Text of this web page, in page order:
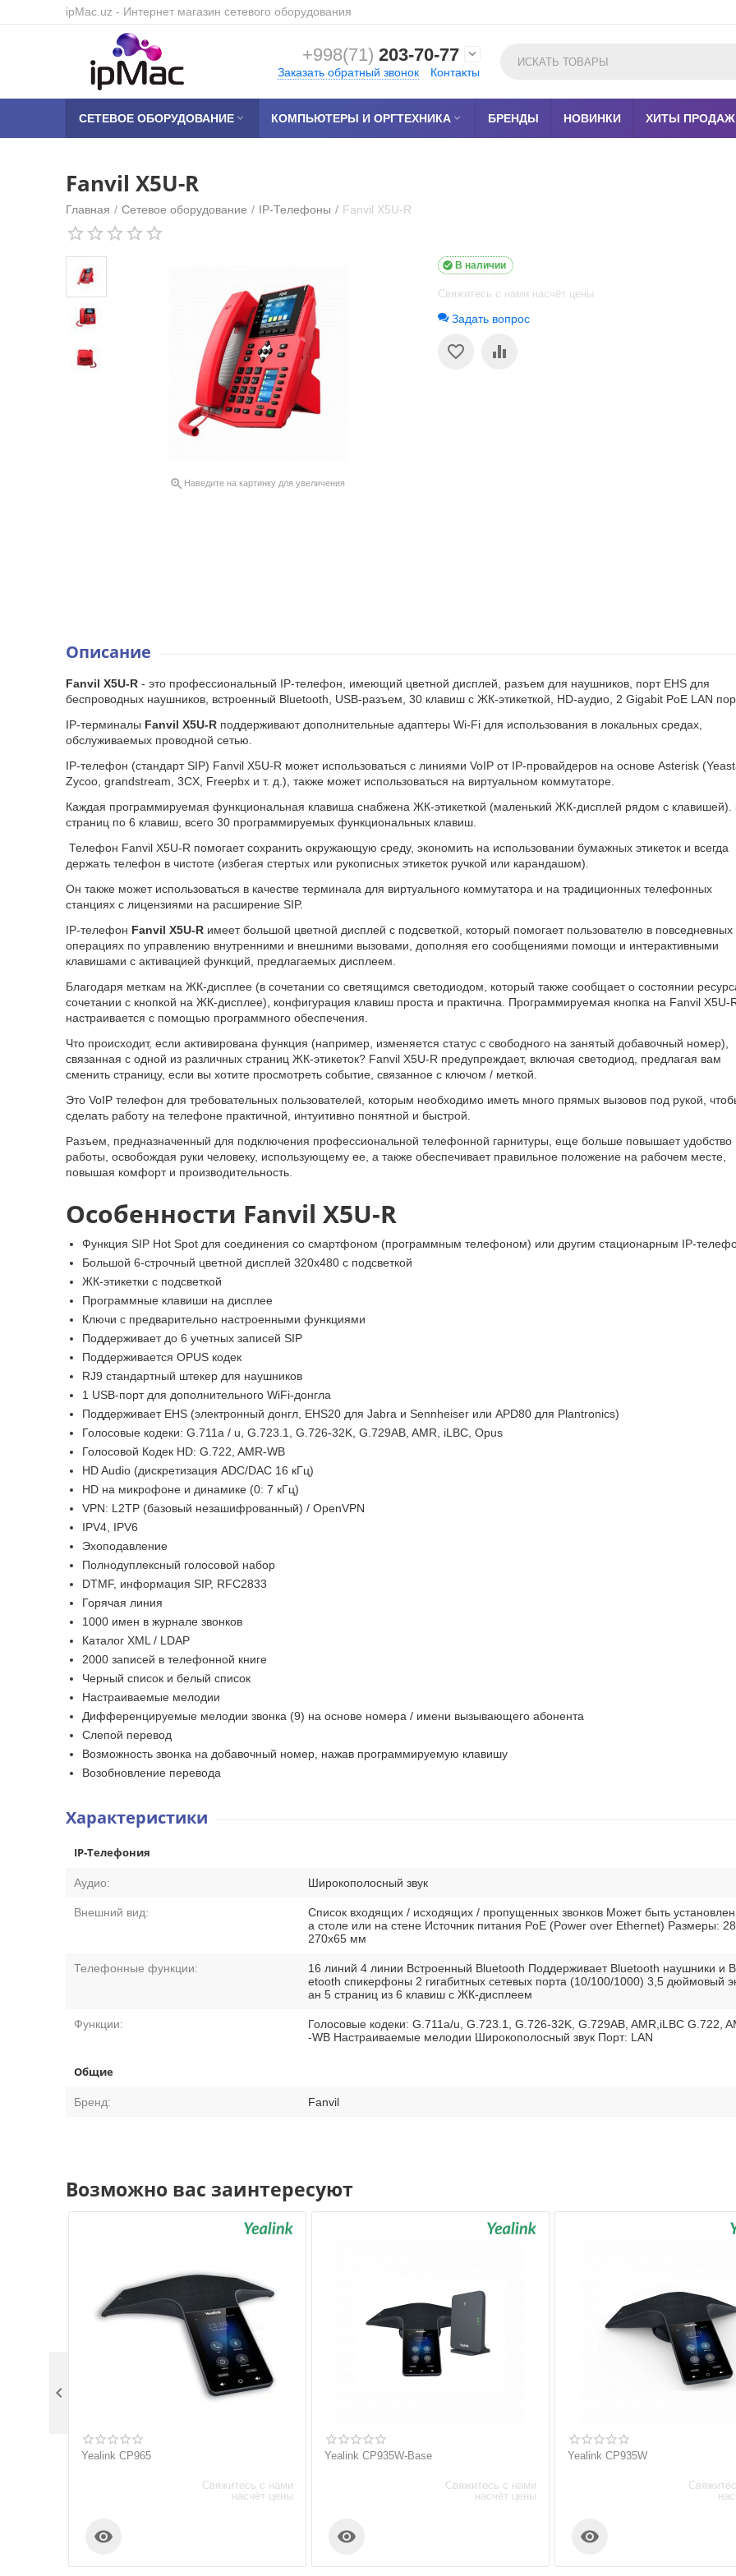
ipMac.uz - Интернет магазин сетевого оборудования
+998(71) 203-70-77 
Заказать обратный звонок Контакты
СЕТЕВОЕ ОБОРУДОВАНИЕ  КОМПЬЮТЕРЫ И ОРГТЕХНИКА  БРЕНДЫ НОВИНКИ ХИТЫ ПРОДАЖ
Fanvil X5U-R
Главная / Сетевое оборудование / IP-Телефоны / Fanvil X5U-R
 Наведите на картинку для увеличения
В наличии

Свяжитесь с нами насчёт цены
Задать вопрос
Описание
Fanvil X5U-R - это профессиональный IP-телефон, имеющий цветной дисплей, разъем для наушников, порт EHS для
беспроводных наушников, встроенный Bluetooth, USB-разъем, 30 клавиш с ЖК-этикеткой, HD-аудио, 2 Gigabit PoE LAN
IP-терминалы Fanvil X5U-R поддерживают дополнительные адаптеры Wi-Fi для использования в локальных средах,
обслуживаемых проводной сетью.
IP-телефон (стандарт SIP) Fanvil X5U-R может использоваться с линиями VoIP от IP-провайдеров на основе Asterisk
Zycoo, grandstream, 3CX, Freepbx и т. д.), также может использоваться на виртуальном коммутаторе.
Каждая программируемая функциональная клавиша снабжена ЖК-этикеткой (маленький ЖК-дисплей рядом с клавишей).
страниц по 6 клавиш, всего 30 программируемых функциональных клавиш.
Телефон Fanvil X5U-R помогает сохранить окружающую среду, экономить на использовании бумажных этикеток и всегда
держать телефон в чистоте (избегая стертых или рукописных этикеток ручкой или карандашом).
Он также может использоваться в качестве терминала для виртуального коммутатора и на традиционных телефонных
станциях с лицензиями на расширение SIP.
IP-телефон Fanvil X5U-R имеет большой цветной дисплей с подсветкой, который помогает пользователю в повседневных
операциях по управлению внутренними и внешними вызовами, дополняя его сообщениями помощи и интерактивными
клавишами с активацией функций, предлагаемых дисплеем.
Благодаря меткам на ЖК-дисплее (в сочетании со светящимся светодиодом, который также сообщает о состоянии
сочетании с кнопкой на ЖК-дисплее), конфигурация клавиш проста и практична. Программируемая кнопка на Fanvil X5U-
настраивается с помощью программного обеспечения.
Что происходит, если активирована функция (например, изменяется статус с свободного на занятый добавочный номер),
связанная с одной из различных страниц ЖК-этикеток? Fanvil X5U-R предупреждает, включая светодиод, предлагая вам
сменить страницу, если вы хотите просмотреть событие, связанное с ключом / меткой.
Это VoIP телефон для требовательных пользователей, которым необходимо иметь много прямых вызовов под рукой,
сделать работу на телефоне практичной, интуитивно понятной и быстрой.
Разъем, предназначенный для подключения профессиональной телефонной гарнитуры, еще больше повышает удобство
работы, освобождая руки человеку, использующему ее, а также обеспечивает правильное положение на рабочем месте,
повышая комфорт и производительность.
Особенности Fanvil X5U-R
Функция SIP Hot Spot для соединения со смартфоном (программным телефоном) или другим стационарным IP-
Большой 6-строчный цветной дисплей 320x480 с подсветкой
ЖК-этикетки с подсветкой
Программные клавиши на дисплее
Ключи с предварительно настроенными функциями
Поддерживает до 6 учетных записей SIP
Поддерживается OPUS кодек
RJ9 стандартный штекер для наушников
1 USB-порт для дополнительного WiFi-донгла
Поддерживает EHS (электронный донгл, EHS20 для Jabra и Sennheiser или APD80 для Plantronics)
Голосовые кодеки: G.711a / u, G.723.1, G.726-32K, G.729AB, AMR, iLBC, Opus
Голосовой Кодек HD: G.722, AMR-WB
HD Audio (дискретизация ADC/DAC 16 кГц)
HD на микрофоне и динамике (0: 7 кГц)
VPN: L2TP (базовый незашифрованный) / OpenVPN
IPV4, IPV6
Эхоподавление
Полнодуплексный голосовой набор
DTMF, информация SIP, RFC2833
Горячая линия
1000 имен в журнале звонков
Каталог XML / LDAP
2000 записей в телефонной книге
Черный список и белый список
Настраиваемые мелодии
Дифференцируемые мелодии звонка (9) на основе номера / имени вызывающего абонента
Слепой перевод
Возможность звонка на добавочный номер, нажав программируемую клавишу
Возобновление перевода
Характеристики
IP-Телефония
Аудио: Широкополосный звук
Внешний вид:
Список входящих / исходящих / пропущенных звонков Может быть
а столе или на стене Источник питания PoE (Power over Ethernet) Размеры:
270x65 мм
Телефонные функции:
16 линий 4 линии Встроенный Bluetooth Поддерживает Bluetooth наушники и
etooth спикерфоны 2 гигабитных сетевых порта (10/100/1000) 3,5 дюймовый
ан 5 страниц из 6 клавиш с ЖК-дисплеем
Функции:
Голосовые кодеки: G.711a/u, G.723.1, G.726-32K, G.729AB, AMR,iLBC G.722,
-WB Настраиваемые мелодии Широкополосный звук Порт: LAN
Общие
Бренд: Fanvil
Возможно вас заинтересуют
Yealink CP965
Свяжитесь с нами
насчёт цены

Yealink CP935W-Base
Свяжитесь с нами
насчёт цены

Yealink CP935W

